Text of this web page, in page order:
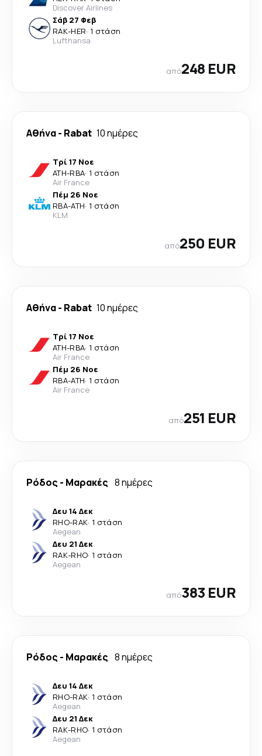
Discover Airlines
Σάβ 27 Φεβ
RAK-HER· 1 στάση
Lufthansa
από248 EUR
Αθήνα- Rabat 10 ημέρες
Τρί 17 Νοε
ATH-RBA· 1 στάση
Air France
Πέμ 26 Νοε
RBA-ATH· 1 στάση
KLM
από250 EUR
Αθήνα- Rabat 10 ημέρες
Τρί 17 Νοε
ATH-RBA· 1 στάση
Air France
Πέμ 26 Νοε
RBA-ATH· 1 στάση
Air France
από251 EUR
Ρόδος - Μαρακές 8 ημέρες
Δευ 14 Δεκ
RHO-RAK· 1 στάση
Aegean
Δευ 21 Δεκ
RAK-RHO· 1 στάση
Aegean
από383 EUR
Ρόδος - Μαρακές 8 ημέρες
Δευ 14 Δεκ
RHO-RAK· 1 στάση
Aegean
Δευ 21 Δεκ
RAK-RHO· 1 στάση
Aegean